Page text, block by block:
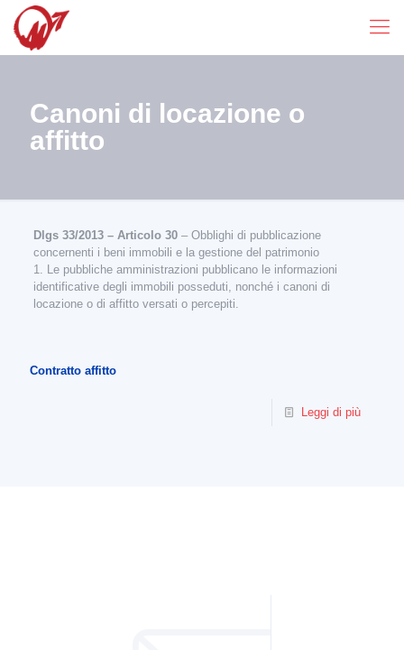
Canoni di locazione o
affitto
Dlgs 33/2013 – Articolo 30– Obblighi di pubblicazione
concernenti i beni immobili e la gestione del patrimonio
1. Le pubbliche amministrazioni pubblicano le informazioni
identificative degli immobili posseduti, nonché i canoni di
locazione o di affitto versati o percepiti.
Contratto affitto
Leggi di più